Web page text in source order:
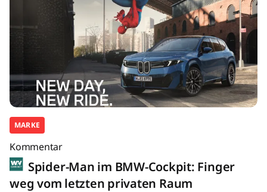
MARKE
Kommentar
Spider-Man im BMW-Cockpit: Finger
weg vom letzten privaten Raum